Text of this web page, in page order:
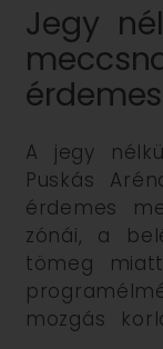
Jegy
A jegy
Puskás
érdemes
zónái, a
tömeg
mozgás